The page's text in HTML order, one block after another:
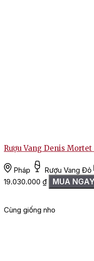
Rượu Vang Denis
Pháp Rượu Vang Đỏ
19.030.000 ₫ MUA NGAY
Cùng giống nho